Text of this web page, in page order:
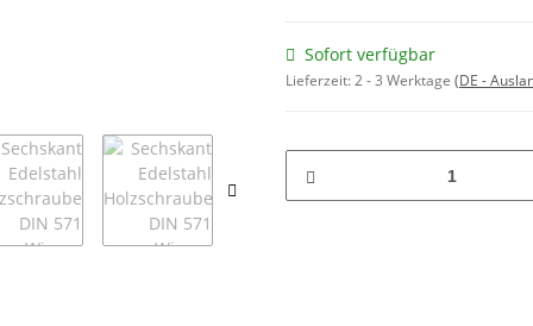
Sofort verfügbar
Lieferzeit:2 - 3 Werktage (DE -